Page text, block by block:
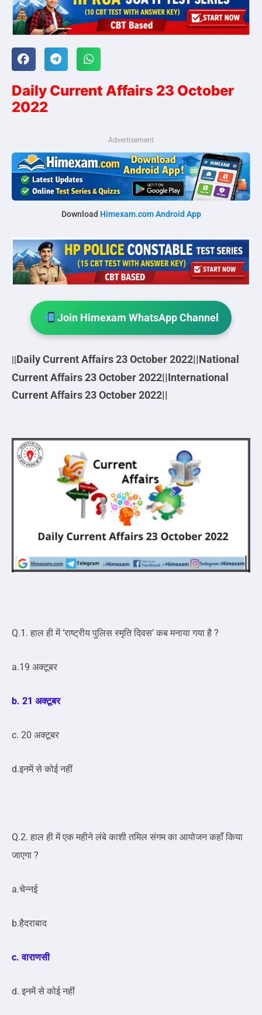
Daily Current Affairs 23 October
2022
Advertisement
Download Himexam.com Android App
Join Himexam WhatsApp Channel
||Daily Current Affairs 23 October2022||National
Current Affairs 23 October2022||International
Current Affairs 23 October2022||
Q.1. हाल ही में ‘राष्ट्रीय पुलिस स्मृति दिवस’ कब मनाया गया है ?
a.19 अक्टूबर
b. 21 अक्टूबर
c. 20 अक्टूबर
d.इनमें से कोई नहीं
Q.2. हाल ही में एक महीने लंबे काशी तमिल संगम का आयोजन कहाँ किया
जाएगा ?
a.चेन्नई
b.हैदराबाद
c. वाराणसी
d. इनमें से कोई नहीं